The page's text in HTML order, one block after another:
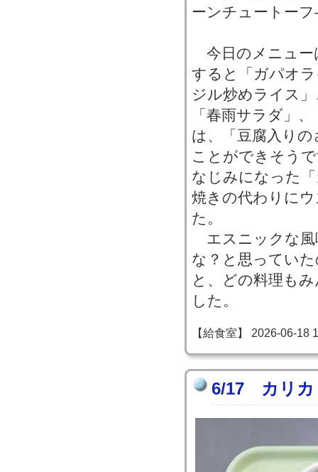
ーンチュートー
今日のメニュー
すると「ガパオ
ジル炒めライス
「春雨サラダ」
は、「豆腐入り
ことができそう
なじみになった
焼きの代わりに
た。
エスニックな風
な？と思ってい
と、どの料理も
した。
【給食室】 2026-06-18
6/17 カリカ